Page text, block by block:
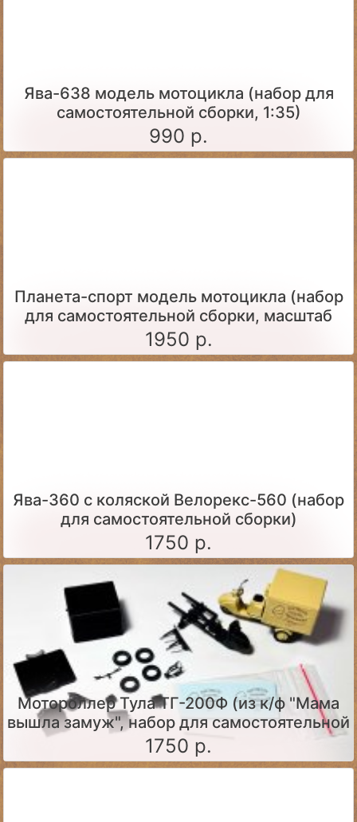
Ява-638 модель мотоцикла (набор для
самостоятельной сборки, 1:35)
990 р.
Планета-спорт модель мотоцикла (набор
для самостоятельной сборки, масштаб
1:24)
1950 р.
Ява-360 c коляской Велорекс-560 (набор
для самостоятельной сборки)
1750 р.
Мотороллер Тула ТГ-200Ф (из к/ф "Мама
вышла замуж", набор для самостоятельной
сборки)
1750 р.